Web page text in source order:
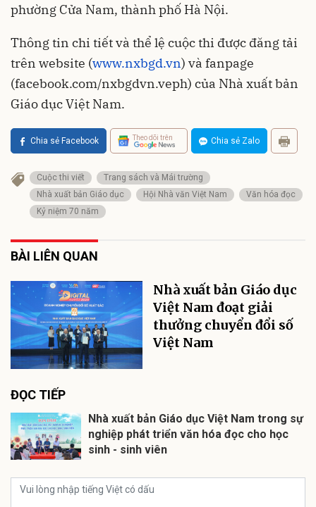
phường Cửa Nam, thành phố Hà Nội.
Thông tin chi tiết và thể lệ cuộc thi được đăng tải
trên website (www.nxbgd.vn) và fanpage
(facebook.com/nxbgdvn.veph) của Nhà xuất bản
Giáo dục Việt Nam.
Chia sẻ Facebook Theo dõi trên Chia sẻ Zalo
Cuộc thi viết
Trang sách và Mái trường
Nhà xuất bản Giáo dục
Hội Nhà văn Việt Nam
Văn hóa đọc
Kỷ niệm 70 năm
BÀI LIÊN QUAN
Nhà xuất bản Giáo dục
Việt Nam đoạt giải
thưởng chuyển đổi số
Việt Nam
ĐỌC TIẾP
Nhà xuất bản Giáo dục Việt Nam trong sự
nghiệp phát triển văn hóa đọc cho học
sinh - sinh viên